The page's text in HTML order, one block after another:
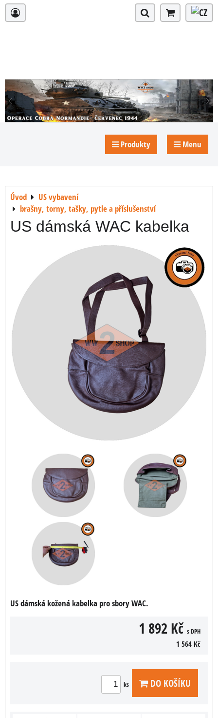
Produkty Menu
Úvod
US vybavení
brašny, torny, tašky, pytle a příslušenství
US dámská WAC kabelka
US dámská kožená kabelka pro sbory WAC.
1 892 Kč s DPH
1 564 Kč
ks DO KOŠÍKU